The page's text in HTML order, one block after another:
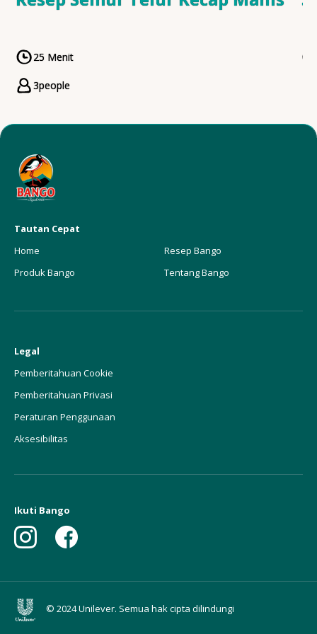
CookingTime
25 Menit
Servings
3people
Tautan Cepat
Home
Produk Bango
Resep Bango
Tentang Bango
Legal
Pemberitahuan Cookie
Pemberitahuan Privasi
Peraturan Penggunaan
Aksesibilitas
Ikuti Bango
© 2024 Unilever. Semua hak cipta dilindungi